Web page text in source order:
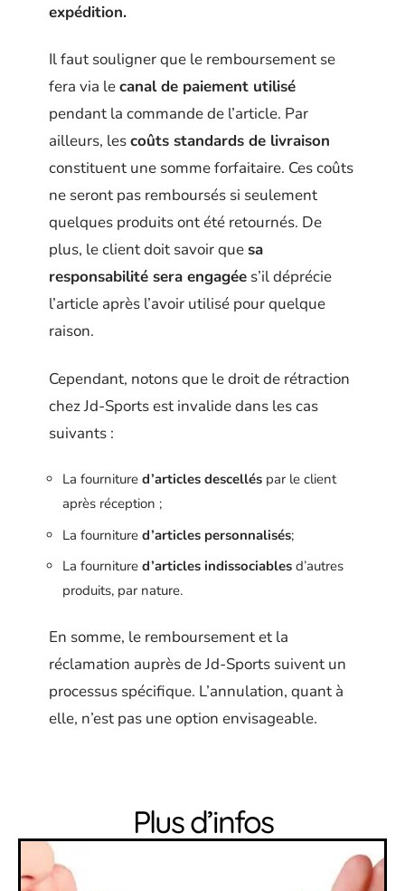
expédition.
Il faut souligner que le remboursement se
fera via lecanal de paiement utilisé
pendant la commande de l’article. Par
ailleurs, lescoûts standards de livraison
constituent une somme forfaitaire. Ces coûts
ne seront pas remboursés si seulement
quelques produits ont été retournés. De
plus, le client doit savoir quesa
responsabilité sera engagée s’il déprécie
l’article après l’avoir utilisé pour quelque
raison.
Cependant, notons que le droit de rétraction
chez Jd-Sports est invalide dans les cas
suivants :
La fourniture d’articles descellés par le client
après réception ;
La fourniture d’articles personnalisés;
La fourniture d’articles indissociables d’autres
produits, par nature.
En somme, le remboursement et la
réclamation auprès de Jd-Sports suivent un
processus spécifique. L’annulation, quant à
elle, n’est pas une option envisageable.
Plus d’infos